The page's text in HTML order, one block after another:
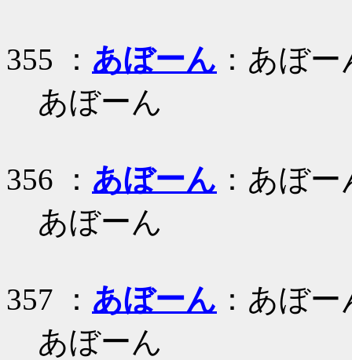
355 ： あぼーん ：あぼー
あぼーん
356 ： あぼーん ：あぼー
あぼーん
357 ： あぼーん ：あぼー
あぼーん